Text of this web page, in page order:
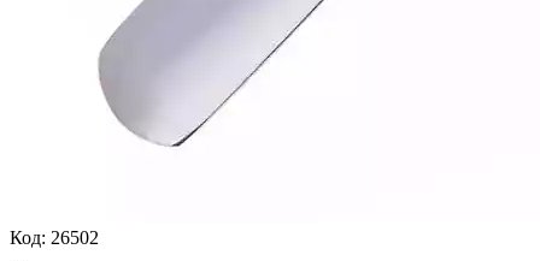
Код: 26502